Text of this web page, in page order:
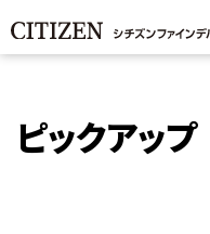
ピックアップ